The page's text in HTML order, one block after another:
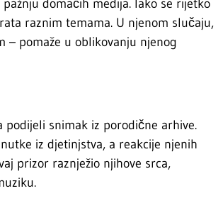
domaćih medija. Iako se rijetko
raznim temama. U njenom slučaju,
– pomaže u oblikovanju njenog
podijeli snimak iz porodične arhive.
iz djetinjstva, a reakcije njenih
prizor raznježio njihove srca,